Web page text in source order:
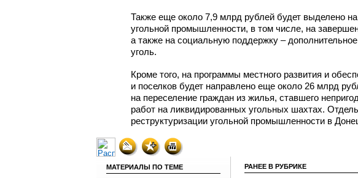
Также еще около 7,9 млрд рублей будет выделено
угольной промышленности, в том числе, на
а также на социальную поддержку –
уголь.
Кроме того, на программы местного развития и
и поселков будет направлено еще около 26 млрд
на переселение граждан из жилья, ставшего
работ на ликвидированных угольных шахтах.
реструктуризации угольной промышленности в
МАТЕРИАЛЫ ПО ТЕМЕ РАНЕЕ В РУБРИКЕ